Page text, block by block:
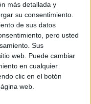
más detallada y
su consentimiento.
de sus datos
pero usted
Sus
web. Puede cambiar
en cualquier
clic en el botón
web.
de Uso
de uso*